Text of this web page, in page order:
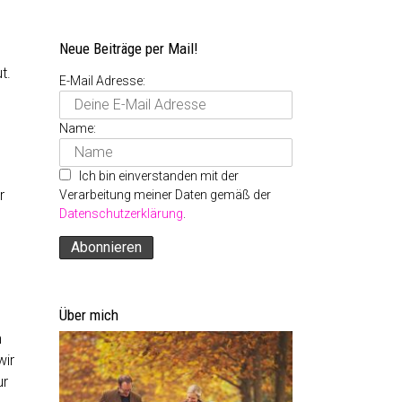
Neue Beiträge per Mail!
E-Mail Adresse:
Name:
Ich bin einverstanden mit der
Verarbeitung meiner Daten gemäß der
Datenschutzerklärung
Über mich